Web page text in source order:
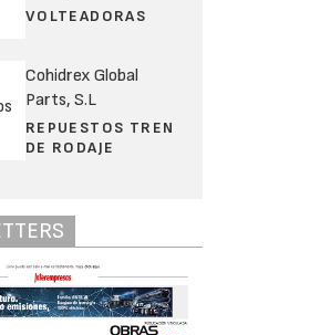
VOLTEADORAS
Cohidrex Global
Parts, S.L
REPUESTOS TREN
DE RODAJE